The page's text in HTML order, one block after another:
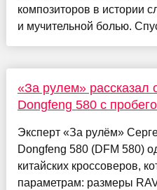
композиторов в истории
и мучительной болью.
«За рулем» рассказал
Dongfeng 580 с
Эксперт «За рулём»
Dongfeng 580 (DFM 580)
китайских кроссоверов,
параметрам: размеры